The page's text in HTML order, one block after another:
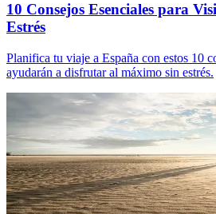
10 Consejos Esenciales para
Estrés
Planifica tu viaje a España con estos 10
ayudarán a disfrutar al máximo sin estrés.